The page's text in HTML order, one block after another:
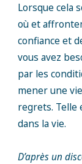
Lorsque cela
où et
confiance et
vous avez
par les
mener une
regrets. Telle
dans la vie.
D’après un